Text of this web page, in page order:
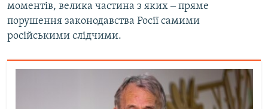
моментів, велика частина з яких ‒ пряме
порушення законодавства Росії самими
російськими слідчими.